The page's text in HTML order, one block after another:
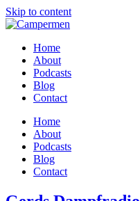
Skip to content
Home
About
Podcasts
Blog
Contact
Home
About
Podcasts
Blog
Contact